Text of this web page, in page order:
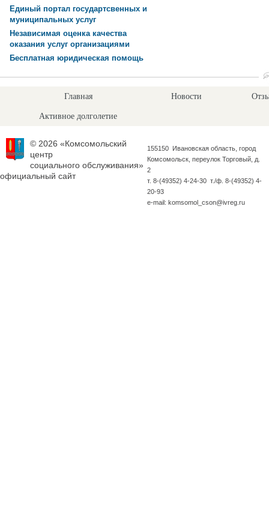
Единый портал государтсвенных и
муниципальных услуг
Независимая оценка качества
оказания услуг организациями
Бесплатная юридическая помощь
Главная Новости
Активное долголетие
© 2026 «Комсомольский
центр
социального обслуживания»
официальный сайт
155150 Ивановская область, город
Комсомольск, переулок Торговый, д.
2
т. 8-(49352) 4-24-30 т./ф. 8-(49352) 4-
20-93
e-mail: komsomol_cson@ivreg.ru